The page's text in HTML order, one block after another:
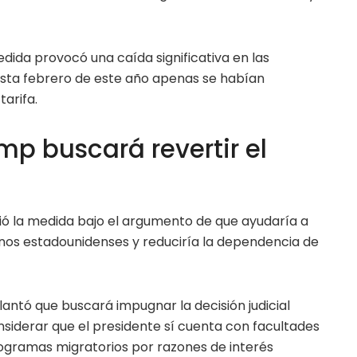
provocó una caída significativa en las
febrero de este año apenas se habían
buscará revertir el
la medida bajo el argumento de que ayudaría a
estadounidenses y reduciría la dependencia de
que buscará impugnar la decisión judicial
que el presidente sí cuenta con facultades
migratorios por razones de interés